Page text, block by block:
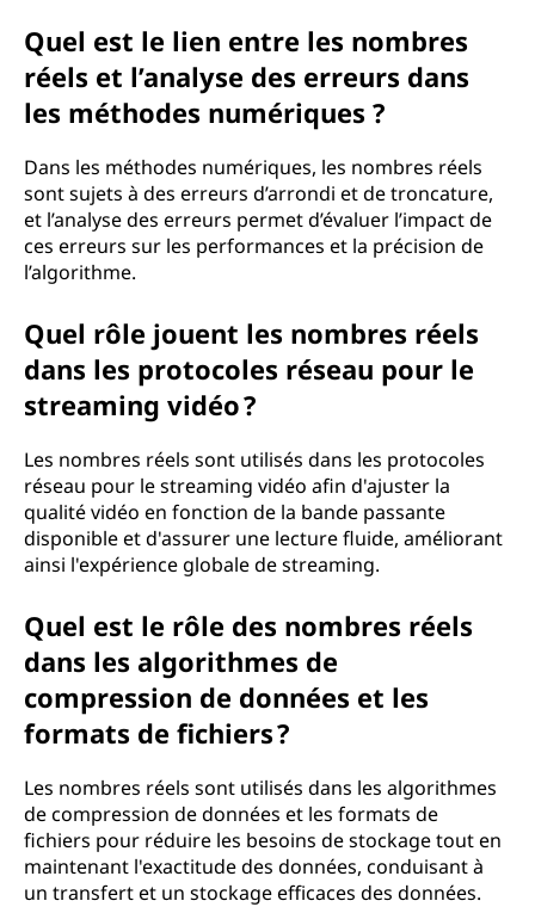
Quel est le lien entre les nombres
réels et l’analyse des erreurs dans
les méthodes numériques ?
Dans les méthodes numériques, les nombres réels
sont sujets à des erreurs d’arrondi et de troncature,
et l’analyse des erreurs permet d’évaluer l’impact de
ces erreurs sur les performances et la précision de
l’algorithme.
Quel rôle jouent les nombres réels
dans les protocoles réseau pour le
streaming vidéo ?
Les nombres réels sont utilisés dans les protocoles
réseau pour le streaming vidéo afin d'ajuster la
qualité vidéo en fonction de la bande passante
disponible et d'assurer une lecture fluide, améliorant
ainsi l'expérience globale de streaming.
Quel est le rôle des nombres réels
dans les algorithmes de
compression de données et les
formats de fichiers ?
Les nombres réels sont utilisés dans les algorithmes
de compression de données et les formats de
fichiers pour réduire les besoins de stockage tout en
maintenant l'exactitude des données, conduisant à
un transfert et un stockage efficaces des données.